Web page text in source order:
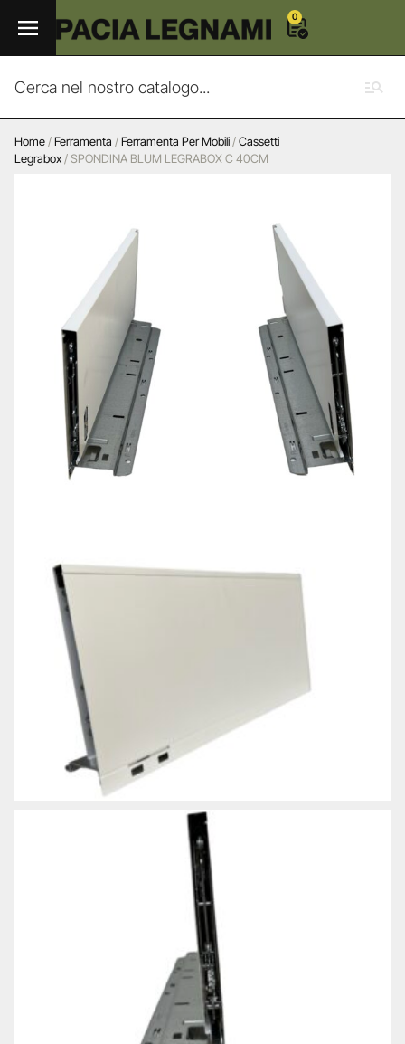
0
Home/Ferramenta /Ferramenta Per Mobili/Cassetti
Legrabox/ SPONDINA BLUM LEGRABOX C 40CM